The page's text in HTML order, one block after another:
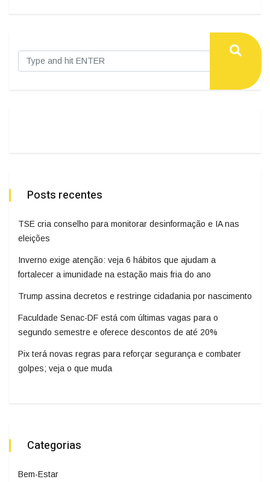
Posts recentes
TSE cria conselho para monitorar desinformação e IA nas
eleições
Inverno exige atenção: veja 6 hábitos que ajudam a
fortalecer a imunidade na estação mais fria do ano
Trump assina decretos e restringe cidadania por nascimento
Faculdade Senac-DF está com últimas vagas para o
segundo semestre e oferece descontos de até 20%
Pix terá novas regras para reforçar segurança e combater
golpes; veja o que muda
Categorias
Bem-Estar